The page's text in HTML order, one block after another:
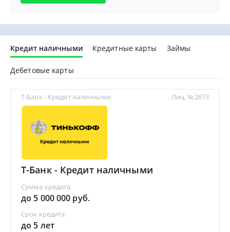
Кредит наличными Кредитные карты Займы
Дебетовые карты
Т-Банк - Кредит наличными
Т-Банк - Кредит наличными
Сумма кредита
до 5 000 000 руб.
Срок кредита
до 5 лет
Лиц. №2673